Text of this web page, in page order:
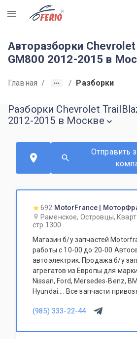
R
Авторазборки
GM800 2012-2015 в
Главная / / Разборки
Разборки Chevrolet
2012-2015 в Москве
Отправить
692 MotorFrance |
Раменское, Островцы,
стр.1300
Магазин б/у запчастей
работы с 10-00 до 20-00
автоэлектрик. Продажа б/у
агрегатов из Европы для
Nissan, Ford, Mersedes-Benz,
Hyundai.... Все запчасти привозятся только из
(985) 333-22-44